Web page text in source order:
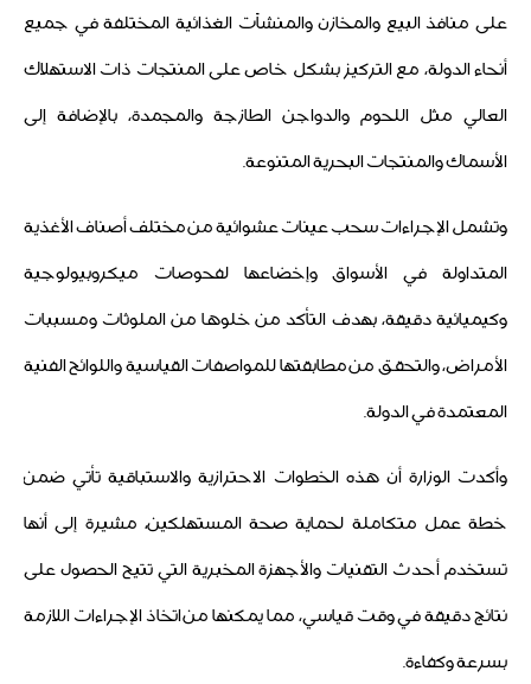
على منافذ البيع والمخازن والمنشآت الغذائية المختلفة في جميع
أنحاء الدولة، مع التركيز بشكل خاص على المنتجات ذات الاستهلاك
العالي مثل اللحوم والدواجن الطازجة والمجمدة، بالإضافة إلى
الأسماك والمنتجات البحرية المتنوعة.
وتشمل الإجراءات سحب عينات عشوائية من مختلف أصناف الأغذية
المتداولة في الأسواق وإخضاعها لفحوصات ميكروبيولوجية
وكيميائية دقيقة، بهدف التأكد من خلوها من الملوثات ومسببات
الأمراض، والتحقق من مطابقتها للمواصفات القياسية واللوائح الفنية
المعتمدة في الدولة.
وأكدت الوزارة أن هذه الخطوات الاحترازية والاستباقية تأتي ضمن
خطة عمل متكاملة لحماية صحة المستهلكين، مشيرة إلى أنها
تستخدم أحدث التقنيات والأجهزة المخبرية التي تتيح الحصول على
نتائج دقيقة في وقت قياسي، مما يمكنها من اتخاذ الإجراءات اللازمة
بسرعة وكفاءة.